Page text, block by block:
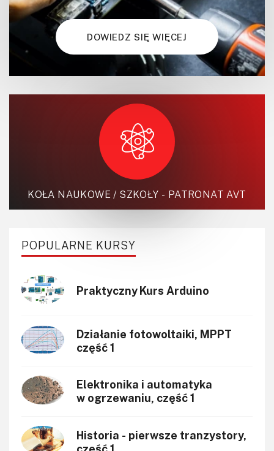
DOWIEDZ SIĘ WIĘCEJ
KOŁA NAUKOWE / SZKOŁY - PATRONAT AVT
POPULARNE KURSY
Praktyczny Kurs Arduino
Działanie fotowoltaiki, MPPT
część 1
Elektronika i automatyka
w ogrzewaniu, część 1
Historia - pierwsze tranzystory,
część 1